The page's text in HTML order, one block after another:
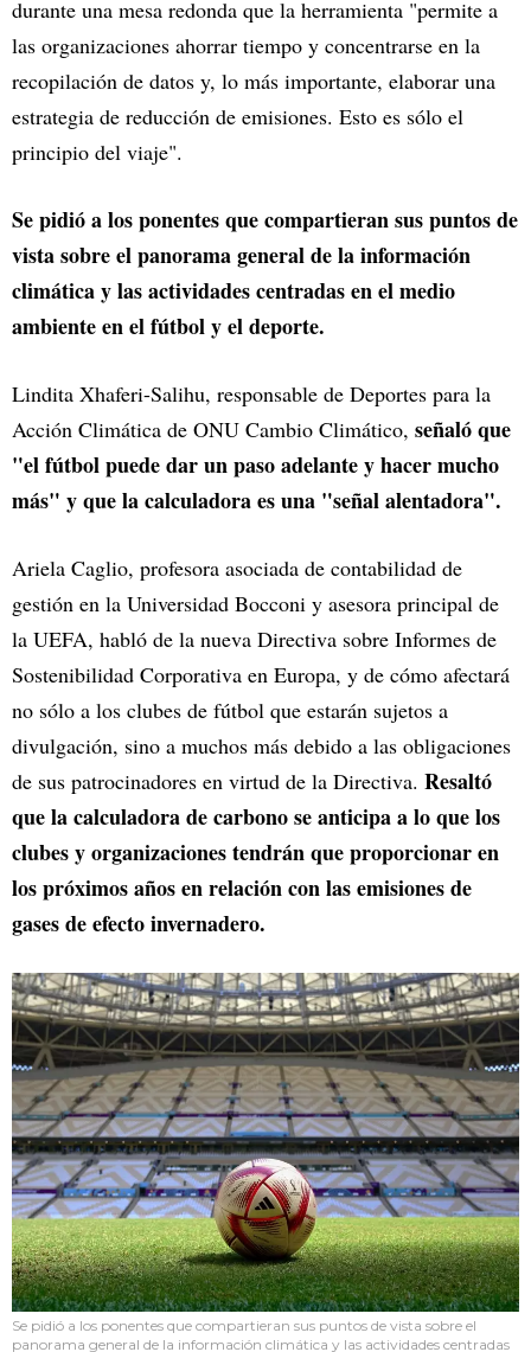
durante una mesa redonda que la herramienta "permite a
las organizaciones ahorrar tiempo y concentrarse en la
recopilación de datos y, lo más importante, elaborar una
estrategia de reducción de emisiones. Esto es sólo el
principio del viaje".
Se pidió a los ponentes que compartieran sus puntos de
vista sobre el panorama general de la información
climática y las actividades centradas en el medio
ambiente en el fútbol y el deporte.
Lindita Xhaferi-Salihu, responsable de Deportes para la
Acción Climática de ONU Cambio Climático, señaló que
"el fútbol puede dar un paso adelante y hacer mucho
más" y que la calculadora es una "señal alentadora".
Ariela Caglio, profesora asociada de contabilidad de
gestión en la Universidad Bocconi y asesora principal de
la UEFA, habló de la nueva Directiva sobre Informes de
Sostenibilidad Corporativa en Europa, y de cómo afectará
no sólo a los clubes de fútbol que estarán sujetos a
divulgación, sino a muchos más debido a las obligaciones
de sus patrocinadores en virtud de la Directiva. Resaltó
que la calculadora de carbono se anticipa a lo que los
clubes y organizaciones tendrán que proporcionar en
los próximos años en relación con las emisiones de
gases de efecto invernadero.
Se pidió a los ponentes que compartieran sus puntos de vista sobre el
panorama general de la información climática y las actividades centradas